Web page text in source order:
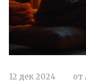
12 дек 2024 от